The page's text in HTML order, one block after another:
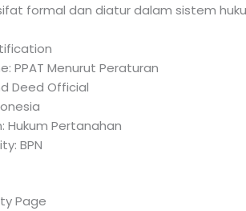
formal dan diatur dalam sistem
PPAT Menurut Peraturan
Deed Official
Hukum Pertanahan
BPN
Page